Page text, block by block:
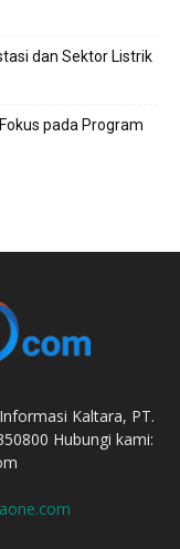
dan Sektor Listrik
pada Program
Kaltara, PT.
Hubungi kami: